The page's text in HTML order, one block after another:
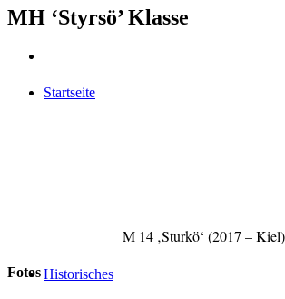
Startseite
Historisches
MH ‘Styrsö’ Klasse
M 14 ‚Sturkö‘ (2017 – Kiel)
Fotos